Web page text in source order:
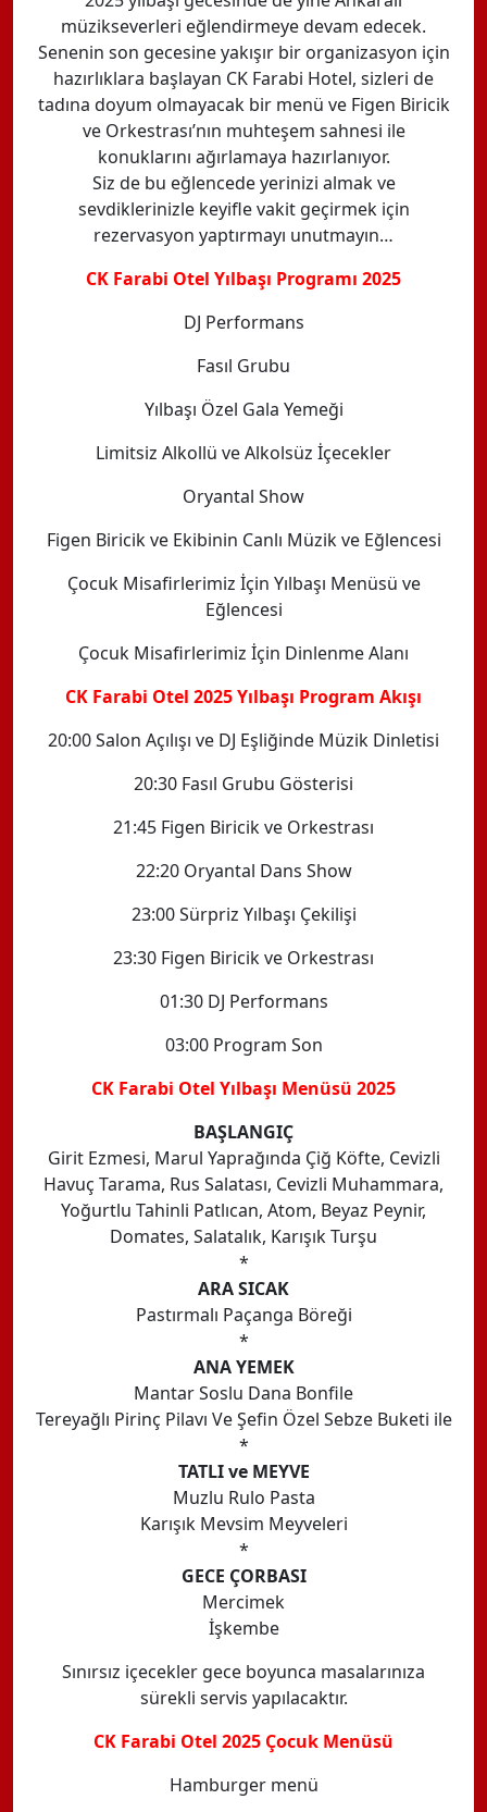
müzikseverleri eğlendirmeye devam edecek.
Senenin son gecesine yakışır bir organizasyon için
hazırlıklara başlayan CK Farabi Hotel, sizleri de
tadına doyum olmayacak bir menü ve Figen Biricik
ve Orkestrası’nın muhteşem sahnesi ile
konuklarını ağırlamaya hazırlanıyor.
Siz de bu eğlencede yerinizi almak ve
sevdiklerinizle keyifle vakit geçirmek için
rezervasyon yaptırmayı unutmayın…
CK Farabi Otel Yılbaşı Programı 2025
DJ Performans
Fasıl Grubu
Yılbaşı Özel Gala Yemeği
Limitsiz Alkollü ve Alkolsüz İçecekler
Oryantal Show
Figen Biricik ve Ekibinin Canlı Müzik ve Eğlencesi
Çocuk Misafirlerimiz İçin Yılbaşı Menüsü ve
Eğlencesi
Çocuk Misafirlerimiz İçin Dinlenme Alanı
CK Farabi Otel 2025 Yılbaşı Program Akışı
20:00 Salon Açılışı ve DJ Eşliğinde Müzik Dinletisi
20:30 Fasıl Grubu Gösterisi
21:45 Figen Biricik ve Orkestrası
22:20 Oryantal Dans Show
23:00 Sürpriz Yılbaşı Çekilişi
23:30 Figen Biricik ve Orkestrası
01:30 DJ Performans
03:00 Program Son
CK Farabi Otel Yılbaşı Menüsü 2025
BAŞLANGIÇ
Girit Ezmesi, Marul Yaprağında Çiğ Köfte, Cevizli
Havuç Tarama, Rus Salatası, Cevizli Muhammara,
Yoğurtlu Tahinli Patlıcan, Atom, Beyaz Peynir,
Domates, Salatalık, Karışık Turşu
*
ARA SICAK
Pastırmalı Paçanga Böreği
*
ANA YEMEK
Mantar Soslu Dana Bonfile
Tereyağlı Pirinç Pilavı Ve Şefin Özel Sebze Buketi ile
*
TATLI ve MEYVE
Muzlu Rulo Pasta
Karışık Mevsim Meyveleri
*
GECE ÇORBASI
Mercimek
İşkembe
Sınırsız içecekler gece boyunca masalarınıza
sürekli servis yapılacaktır.
CK Farabi Otel 2025 Çocuk Menüsü
Hamburger menü